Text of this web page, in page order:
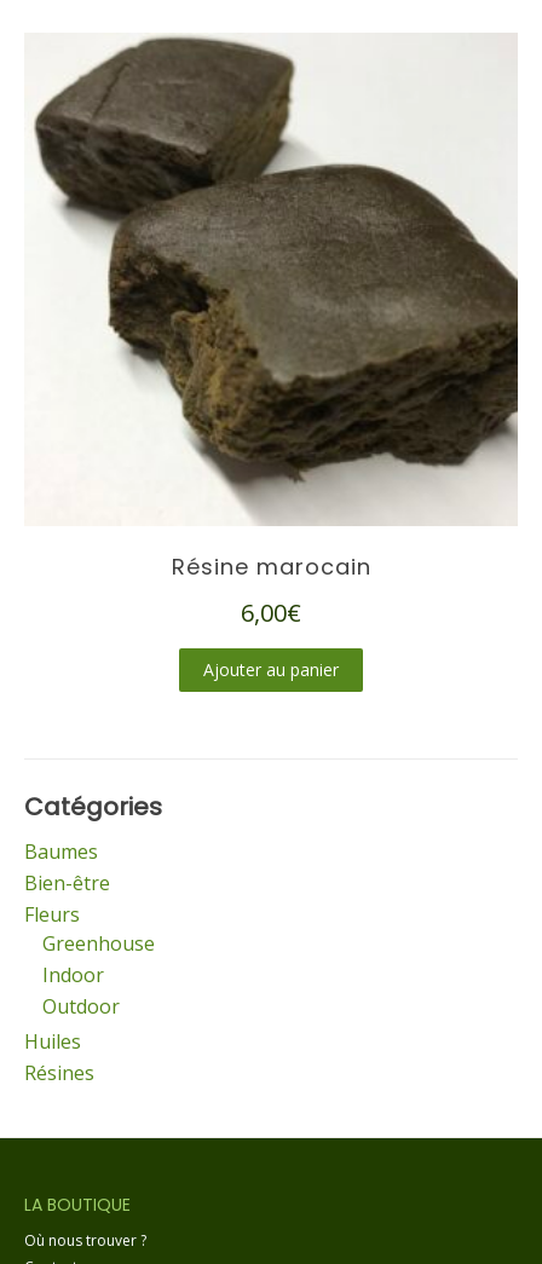
Résine marocain
6,00€
Ajouter au panier
Catégories
Baumes
Bien-être
Fleurs
Greenhouse
Indoor
Outdoor
Huiles
Résines
LA BOUTIQUE
Où nous trouver ?